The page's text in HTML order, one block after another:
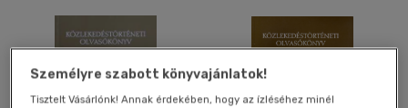
Személyre szabott könyvajánlatok!
Tisztelt Vásárlónk! Annak érdekében, hogy az ízléséhez minél